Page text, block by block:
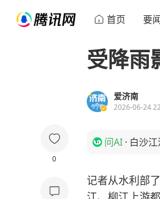
首页 要
0
受降雨
爱济南
2026-06-24
问AI · 白沙
记者从水利部